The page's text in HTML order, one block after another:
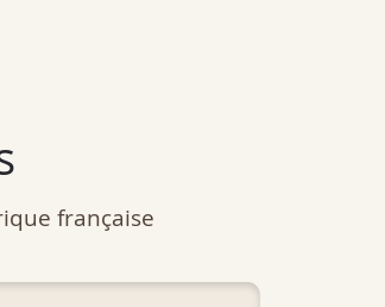
française